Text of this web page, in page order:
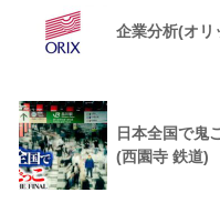
企業分析(オリ
日本全国で鬼
(西園寺 鉄道)